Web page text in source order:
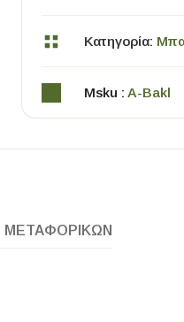
Κατηγορία:
Msku : A-Bakl
ΜΕΤΑΦΟΡΙΚΏΝ